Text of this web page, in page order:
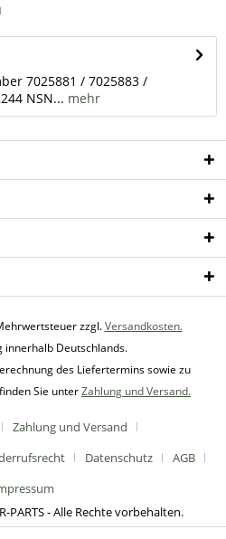
7025881 / 7025883 /
NSN... mehr
zzgl.Versandkosten.
Deutschlands.
des Liefertermins sowie zu
Sie unterZahlung und Versand.
Zahlung und Versand
Datenschutz
AGB
PARTS - Alle Rechte vorbehalten.